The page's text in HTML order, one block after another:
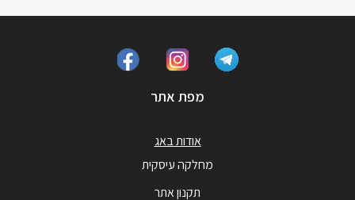
מפת אתר
אודות באג
מחלקה עיסקית
תקנון אתר